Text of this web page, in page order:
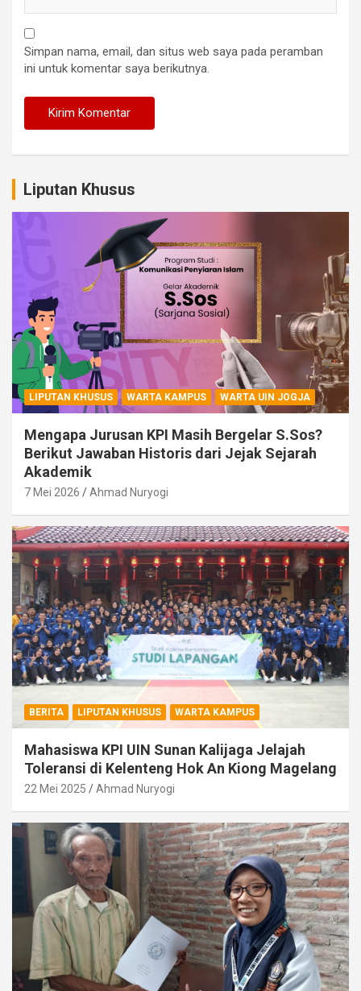
Simpan nama, email, dan situs web saya pada peramban
ini untuk komentar saya berikutnya.
Liputan Khusus
LIPUTAN KHUSUS WARTA KAMPUS WARTA UIN JOGJA
Mengapa Jurusan KPI Masih Bergelar S.Sos?
Berikut Jawaban Historis dari Jejak Sejarah
Akademik
7 Mei 2026 Ahmad Nuryogi
BERITA LIPUTAN KHUSUS WARTA KAMPUS
Mahasiswa KPI UIN Sunan Kalijaga Jelajah
Toleransi di Kelenteng Hok An Kiong Magelang
22 Mei 2025 Ahmad Nuryogi